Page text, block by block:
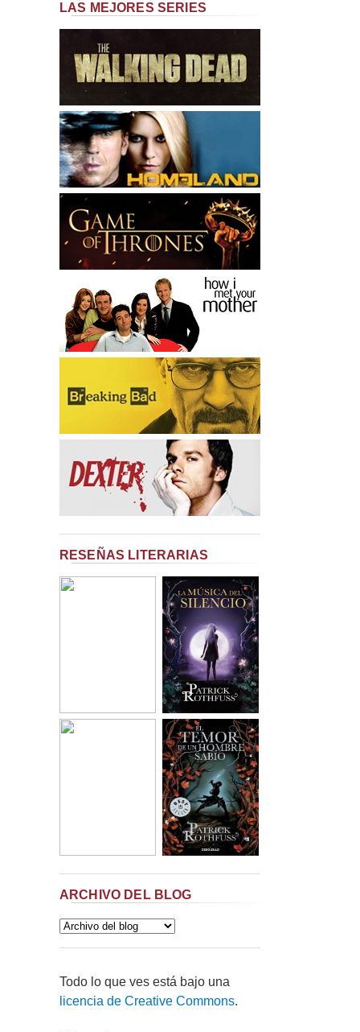
LAS MEJORES SERIES
RESEÑAS LITERARIAS
ARCHIVO DEL BLOG
Todo lo que ves está bajo una
licencia de Creative Commons.